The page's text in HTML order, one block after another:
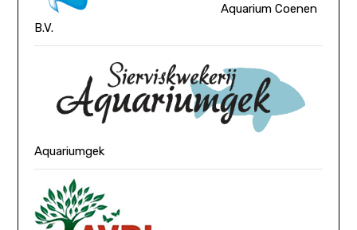
Aquarium Coenen
B.V.
Aquariumgek